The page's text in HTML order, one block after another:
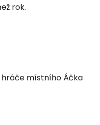
rok.
místního Áčka